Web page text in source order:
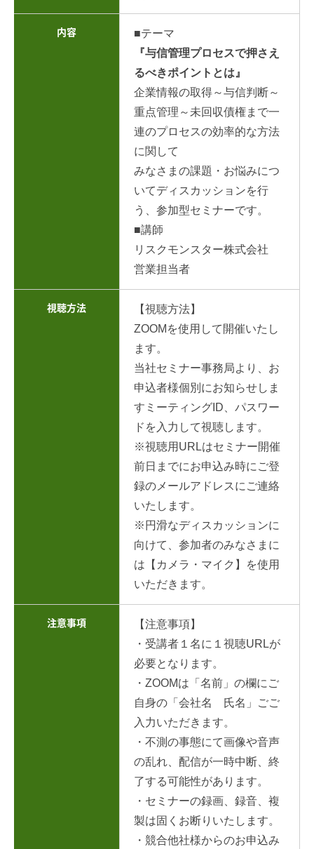
内容
■テーマ
『与信管理プロセスで押さえ
るべきポイントとは』
企業情報の取得～与信判断～
重点管理～未回収債権まで一
連のプロセスの効率的な方法
に関して
みなさまの課題・お悩みにつ
いてディスカッションを行
う、参加型セミナーです。
■講師
リスクモンスター株式会社
営業担当者
視聴方法
【視聴方法】
ZOOMを使用して開催いたし
ます。
当社セミナー事務局より、お
申込者様個別にお知らせしま
すミーティングID、パスワー
ドを入力して視聴します。
※視聴用URLはセミナー開催
前日までにお申込み時にご登
録のメールアドレスにご連絡
いたします。
※円滑なディスカッションに
向けて、参加者のみなさまに
は【カメラ・マイク】を使用
いただきます。
注意事項
【注意事項】
・受講者１名に１視聴URLが
必要となります。
・ZOOMは「名前」の欄にご
自身の「会社名 氏名」ごご
入力いただきます。
・不測の事態にて画像や音声
の乱れ、配信が一時中断、終
了する可能性があります。
・セミナーの録画、録音、複
製は固くお断りいたします。
・競合他社様からのお申込み